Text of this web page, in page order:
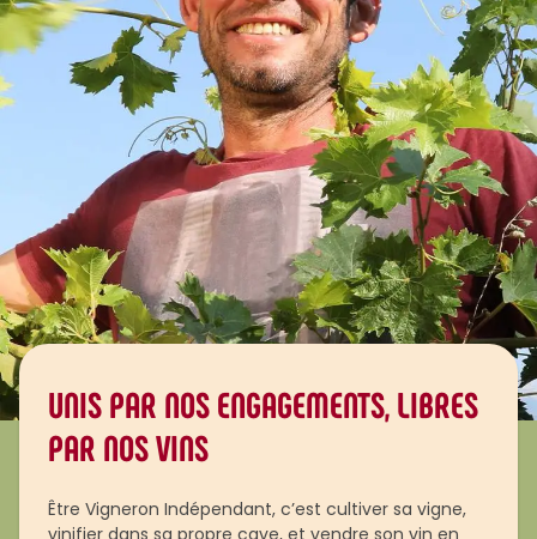
UNIS PAR NOS ENGAGEMENTS, LIBRES
PAR NOS VINS
Être Vigneron Indépendant, c’est cultiver sa vigne,
vinifier dans sa propre cave, et vendre son vin en